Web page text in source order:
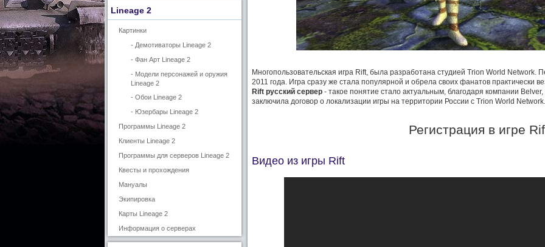
Lineage 2
Картинки
- Демотиваторы Lineage 2
- Фан Арт Lineage 2
- Модели персонажей и оружия
Lineage 2
- Обои Lineage 2
- Юзербары Lineage 2
Программы Lineage 2
Клиенты Lineage 2
Программы для серверов Lineage 2
Квесты и прохождения
Мануалы
Экипировка
Карты Lineage 2
Информация о серверах
Многопользовательская игра Rift, была разработана студией Trion World
2011 года. Игра сразу же стала популярной и обрела своих фанатов практически
Rift русский сервер - такое понятие стало актуальным, благодаря компании
заключила договор о локализации игры на территории России с Trion World Network.
Регистрация в игре
Видео из игры Rift